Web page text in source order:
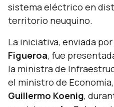
sistema eléctrico en
territorio neuquino.
La iniciativa, enviada
Figueroa, fue
la ministra de
el ministro de
Guillermo Koenig,